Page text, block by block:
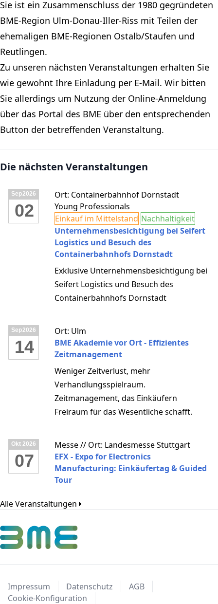
Sie ist ein Zusammenschluss der 1980 gegründeten
BME-Region Ulm-Donau-Iller-Riss mit Teilen der
ehemaligen BME-Regionen Ostalb/Staufen und
Reutlingen.
Zu unseren nächsten Veranstaltungen erhalten Sie
wie gewohnt Ihre Einladung per E-Mail. Wir bitten
Sie allerdings um Nutzung der Online-Anmeldung
über das Portal des BME über den entsprechenden
Button der betreffenden Veranstaltung.
Die nächsten Veranstaltungen
Sep2026
02
Ort: Containerbahnhof Dornstadt
Young Professionals
Einkauf im Mittelstand Nachhaltigkeit
Unternehmensbesichtigung bei Seifert
Logistics und Besuch des
Containerbahnhofs Dornstadt
Exklusive Unternehmensbesichtigung bei
Seifert Logistics und Besuch des
Containerbahnhofs Dornstadt
Sep2026
14
Ort: Ulm
BME Akademie vor Ort - Effizientes
Zeitmanagement
Weniger Zeitverlust, mehr
Verhandlungsspielraum.
Zeitmanagement, das Einkäufern
Freiraum für das Wesentliche schafft.
Okt 2026
07
Messe // Ort: Landesmesse Stuttgart
EFX - Expo for Electronics
Manufacturing: Einkäufertag & Guided
Tour
Alle Veranstaltungen
Impressum Datenschutz
AGB
Cookie-Konfiguration